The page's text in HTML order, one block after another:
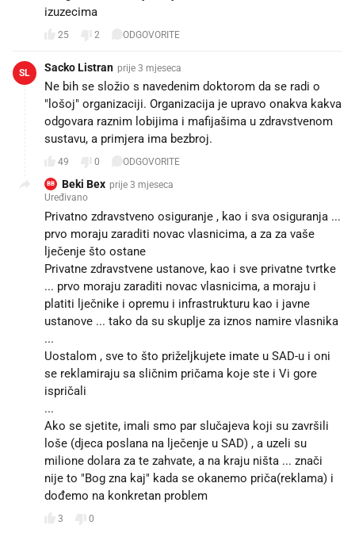
izuzecima
25 2 ODGOVORITE
SL Sacko Listran prije 3 mjeseca
Ne bih se složio s navedenim doktorom da se radi o
"lošoj" organizaciji. Organizacija je upravo onakva kakva
odgovara raznim lobijima i mafijašima u zdravstvenom
sustavu, a primjera ima bezbroj.
49 0 ODGOVORITE
BB Beki Bex prije 3 mjeseca
Uređivano
Privatno zdravstveno osiguranje , kao i sva osiguranja ...
prvo moraju zaraditi novac vlasnicima, a za za vaše
lječenje što ostane
Privatne zdravstvene ustanove, kao i sve privatne tvrtke
... prvo moraju zaraditi novac vlasnicima, a moraju i
platiti lječnike i opremu i infrastrukturu kao i javne
ustanove ... tako da su skuplje za iznos namire vlasnika
...
Uostalom , sve to što priželjkujete imate u SAD-u i oni
se reklamiraju sa sličnim pričama koje ste i Vi gore
ispričali
...
Ako se sjetite, imali smo par slučajeva koji su završili
loše (djeca poslana na lječenje u SAD) , a uzeli su
milione dolara za te zahvate, a na kraju ništa ... znači
nije to "Bog zna kaj" kada se okanemo priča(reklama) i
dođemo na konkretan problem
3 0